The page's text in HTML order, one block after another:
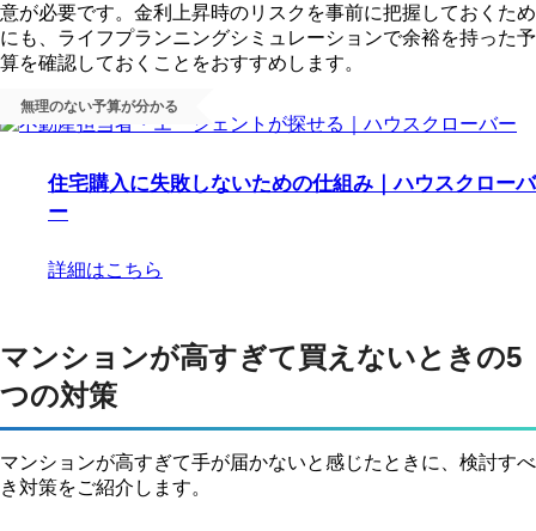
意が必要です。金利上昇時のリスクを事前に把握しておくため
にも、ライフプランニングシミュレーションで余裕を持った予
算を確認しておくことをおすすめします。
無理のない予算が分かる
住宅購入に失敗しないための仕組み｜ハウスクローバ
ー
詳細はこちら
マンションが高すぎて買えないときの5
つの対策
マンションが高すぎて手が届かないと感じたときに、検討すべ
き対策をご紹介します。